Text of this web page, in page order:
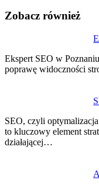
Zobacz również
Ekspert SEO w
poprawę widoczności
SEO, czyli
to kluczowy element
działającej…
wpisu